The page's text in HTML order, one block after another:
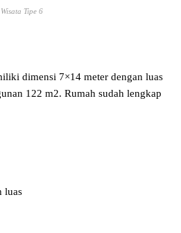
Tipe 6
dimensi 7×14 meter dengan luas
122 m2. Rumah sudah lengkap
luas